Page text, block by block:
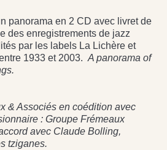
panorama en 2 CD avec livret de
des enregistrements de jazz
par les labels La Lichère et
1933 et 2003.A panorama of
& Associés en coédition avec
: Groupe Frémeaux
avec Claude Bolling,
tziganes.